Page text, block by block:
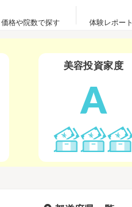
価格や院数で探す 体験レポー
美容投資家度
A